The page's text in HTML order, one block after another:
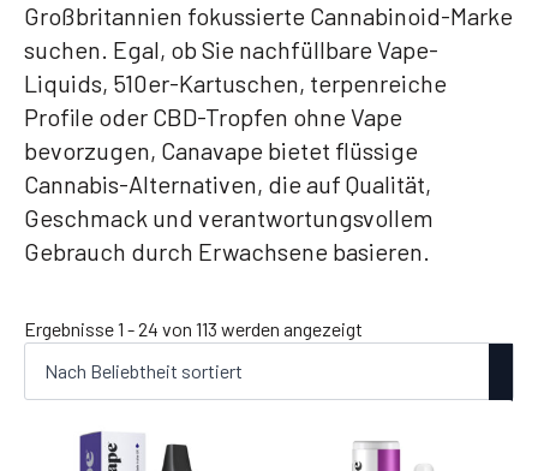
Großbritannien fokussierte Cannabinoid-Marke
suchen. Egal, ob Sie nachfüllbare Vape-
Liquids, 510er-Kartuschen, terpenreiche
Profile oder CBD-Tropfen ohne Vape
bevorzugen, Canavape bietet flüssige
Cannabis-Alternativen, die auf Qualität,
Geschmack und verantwortungsvollem
Gebrauch durch Erwachsene basieren.
Ergebnisse 1 - 24 von 113 werden angezeigt